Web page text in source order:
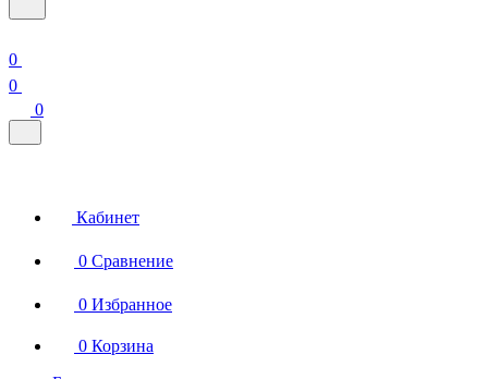
0
0
0
Кабинет
0 Сравнение
0 Избранное
0 Корзина